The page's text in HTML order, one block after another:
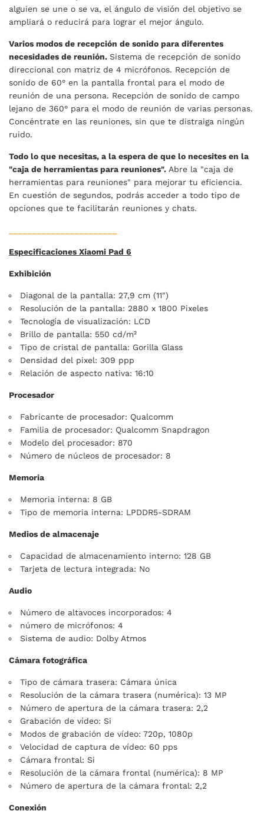
alguien se une o se va, el ángulo de visión del objetivo se
ampliará o reducirá para lograr el mejor ángulo.
Varios modos de recepción de sonido para diferentes
necesidades de reunión. Sistema de recepción de sonido
direccional con matriz de 4 micrófonos. Recepción de
sonido de 60° en la pantalla frontal para el modo de
reunión de una persona. Recepción de sonido de campo
lejano de 360° para el modo de reunión de varias personas.
Concéntrate en las reuniones, sin que te distraiga ningún
ruido.
Todo lo que necesitas, a la espera de que lo necesites en la
"caja de herramientas para reuniones". Abre la "caja de
herramientas para reuniones" para mejorar tu eficiencia.
En cuestión de segundos, podrás acceder a todo tipo de
opciones que te facilitarán reuniones y chats.
Especificaciones Xiaomi Pad 6
Exhibición
Diagonal de la pantalla: 27,9 cm (11")
Resolución de la pantalla: 2880 x 1800 Pixeles
Tecnología de visualización: LCD
Brillo de pantalla: 550 cd/m²
Tipo de cristal de pantalla: Gorilla Glass
Densidad del pixel: 309 ppp
Relación de aspecto nativa: 16:10
Procesador
Fabricante de procesador: Qualcomm
Familia de procesador: Qualcomm Snapdragon
Modelo del procesador: 870
Número de núcleos de procesador: 8
Memoria
Memoria interna: 8 GB
Tipo de memoria interna: LPDDR5-SDRAM
Medios de almacenaje
Capacidad de almacenamiento interno: 128 GB
Tarjeta de lectura integrada: No
Audio
Número de altavoces incorporados: 4
número de micrófonos: 4
Sistema de audio: Dolby Atmos
Cámara fotográfica
Tipo de cámara trasera: Cámara única
Resolución de la cámara trasera (numérica): 13 MP
Número de apertura de la cámara trasera: 2,2
Grabación de vídeo: Si
Modos de grabación de vídeo: 720p, 1080p
Velocidad de captura de vídeo: 60 pps
Cámara frontal: Si
Resolución de la cámara frontal (numérica): 8 MP
Número de apertura de la cámara frontal: 2,2
Conexión